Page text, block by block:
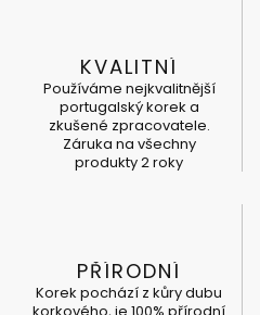
KVALITNÍ
Používáme nejkvalitnější
portugalský korek a
zkušené zpracovatele.
Záruka na všechny
produkty 2 roky
PŘÍRODNÍ
Korek pochází z kůry dubu
korkového, je 100% přírodní